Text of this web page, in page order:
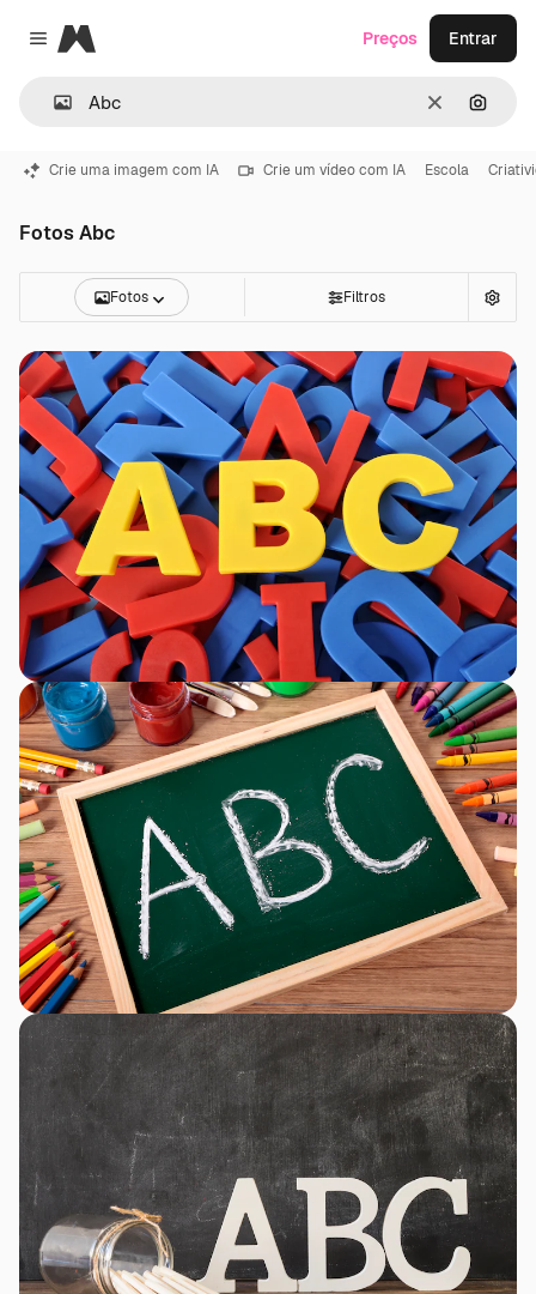
Close menu
Magnific
Limpar
Preços Entrar
Crie uma imagem com IA Crie um vídeo com IA Escola
Fotos Abc
Fotos Filtros